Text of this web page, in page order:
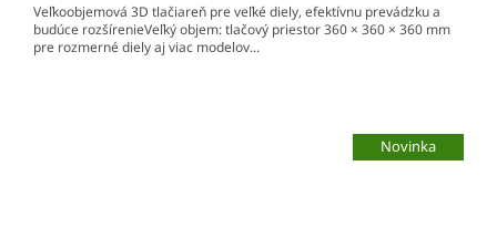
Veľkoobjemová 3D tlačiareň pre veľké diely, efektívnu prevádzku a
budúce rozšírenieVeľký objem: tlačový priestor 360 × 360 × 360 mm
pre rozmerné diely aj viac modelov...
Novinka